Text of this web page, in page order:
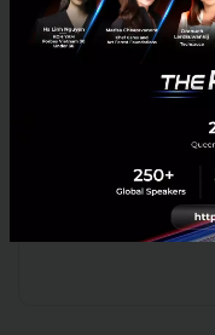
กรรมฟินเทคแห่งชา
เพื่อเป็นแผนงานหลั
ของไทยให้สามารถ
SEC National